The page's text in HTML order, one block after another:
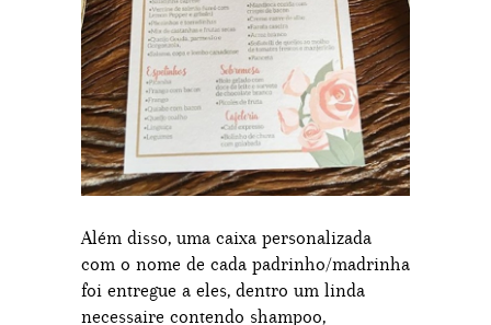
Além disso, uma caixa personalizada
com o nome de cada padrinho/madrinha
foi entregue a eles, dentro um linda
necessaire contendo shampoo,